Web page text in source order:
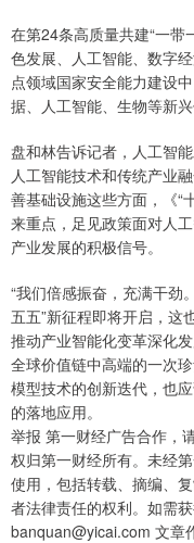
在第24条高质量共建“一带
色发展、人工智能、数字
点领域国家安全能力建设
据、人工智能、生物等新
盘和林告诉记者，人工智
人工智能技术和传统产业
善基础设施这些方面，《“
来重点，足见政策面对人
产业发展的积极信号。
“我们倍感振奋，充满干劲
五五”新征程即将开启，这
推动产业智能化变革深化
全球价值链中高端的一次
模型技术的创新迭代，也
的落地应用。
举报 第一财经广告合作，
权归第一财经所有。未经
使用，包括转载、摘编、
者法律责任的权利。如需
banquan@yicai.com 文章